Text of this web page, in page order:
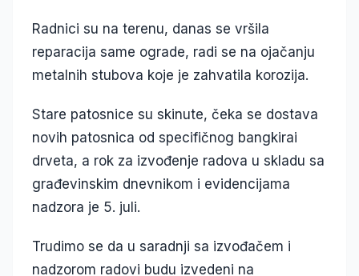
Radnici su na terenu, danas se vršila
reparacija same ograde, radi se na ojačanju
metalnih stubova koje je zahvatila korozija.
Stare patosnice su skinute, čeka se dostava
novih patosnica od specifičnog bangkirai
drveta, a rok za izvođenje radova u skladu sa
građevinskim dnevnikom i evidencijama
nadzora je 5. juli.
Trudimo se da u saradnji sa izvođačem i
nadzorom radovi budu izvedeni na